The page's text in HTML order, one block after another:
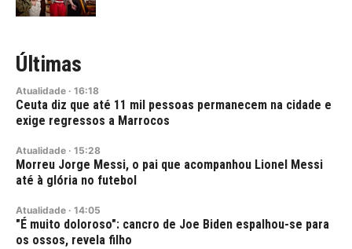
Últimas
Atualidade · 16:18
Ceuta diz que até 11 mil pessoas permanecem na cidade e
exige regressos a Marrocos
Atualidade · 15:28
Morreu Jorge Messi, o pai que acompanhou Lionel Messi
até à glória no futebol
Atualidade · 14:05
"É muito doloroso": cancro de Joe Biden espalhou-se para
os ossos, revela filho